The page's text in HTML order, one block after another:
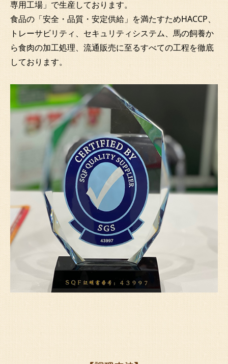
専用工場」で生産しております。
食品の「安全・品質・安定供給」を満たすためHACCP、
トレーサビリティ、セキュリティシステム、馬の飼養か
ら食肉の加工処理、流通販売に至るすべての工程を徹底
しております。